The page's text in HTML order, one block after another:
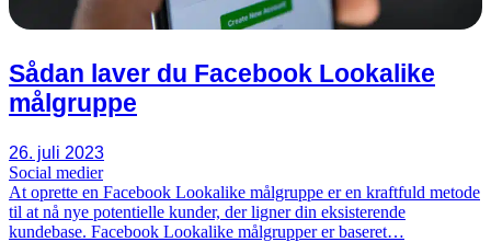
Sådan laver du Facebook Lookalike
målgruppe
26. juli 2023
Social medier
At oprette en Facebook Lookalike målgruppe er en kraftfuld metode
til at nå nye potentielle kunder, der ligner din eksisterende
kundebase. Facebook Lookalike målgrupper er baseret…